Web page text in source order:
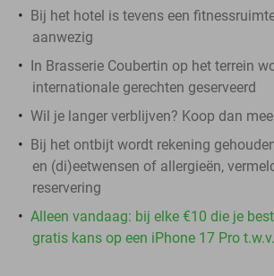
Bij het hotel is tevens een
aanwezig
In Brasserie Coubertin op het terrein
internationale gerechten geserveerd
Wil je langer verblijven? Koop dan
Bij het ontbijt wordt rekening
en (di)eetwensen of allergieën,
reservering
Alleen vandaag: bij elke €10 die je
gratis kans op een iPhone 17 Pro